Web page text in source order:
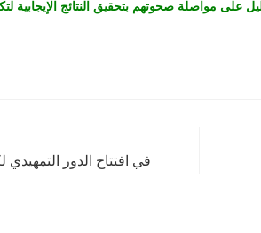
على مواصلة صحوتهم بتحقيق النتائج الإيجابية
في افتتاح الدور